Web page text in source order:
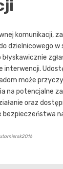
komunikacji,
dzielnicowego w
interwencji.
może
na potencjalne
oraz